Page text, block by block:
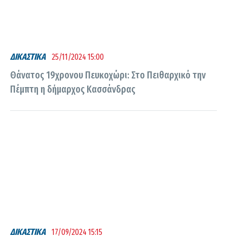
ΔΙΚΑΣΤΙΚΑ 25/11/2024 15:00
Θάνατος 19χρονου Πευκοχώρι: Στο Πειθαρχικό την
Πέμπτη η δήμαρχος Κασσάνδρας
ΔΙΚΑΣΤΙΚΑ 17/09/2024 15:15